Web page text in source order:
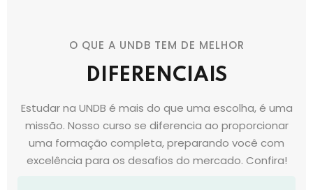
O QUE A UNDB TEM DE MELHOR
DIFERENCIAIS
Estudar na UNDB é mais do que uma escolha, é uma
missão. Nosso curso se diferencia ao proporcionar
uma formação completa, preparando você com
excelência para os desafios do mercado. Confira!